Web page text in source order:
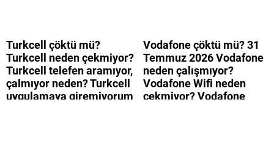
Turkcell çöktü mü?
Turkcell neden çekmiyor?
Turkcell telefen aramıyor,
çalmıyor neden? Turkcell
uygulamaya giremiyorum
Vodafone çöktü mü? 31
Temmuz 2026 Vodafone
neden çalışmıyor?
Vodafone Wifi neden
çekmiyor? Vodafone